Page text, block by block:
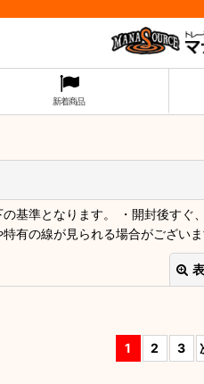
新着商品
基準となります。 ・開封後す
有の線が見られる場合がござい
1 2 3